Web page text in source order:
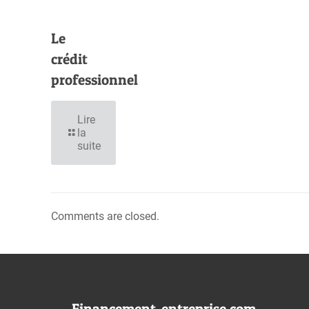
Le
crédit
professionnel
Lire
la
suite
Comments are closed.